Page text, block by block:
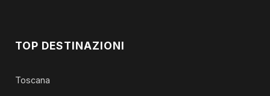
TOP DESTINAZIONI
Toscana